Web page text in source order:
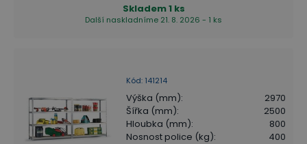
Skladem1 ks
Další naskladníme 21. 8. 2026 - 1 ks
Kód: 141214
Výška (mm):
2970
Šířka (mm):
2500
Hloubka (mm):
800
Nosnost police (kg): 400